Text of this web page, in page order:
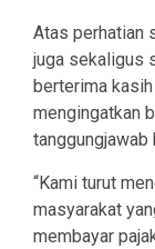
Atas perhatian
juga sekaligus
berterima
mengingatkan
tanggungjawab
“Kami turut
masyarakat
membayar